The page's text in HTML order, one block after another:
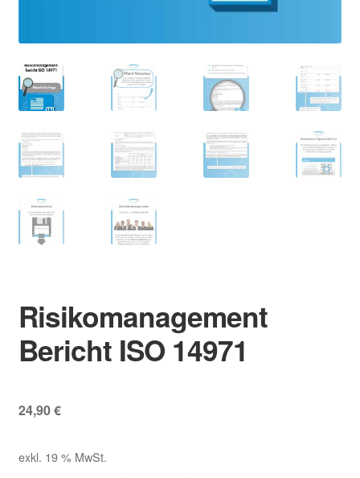
Risikomanagement
Bericht ISO 14971
24,90€
exkl. 19 % MwSt.